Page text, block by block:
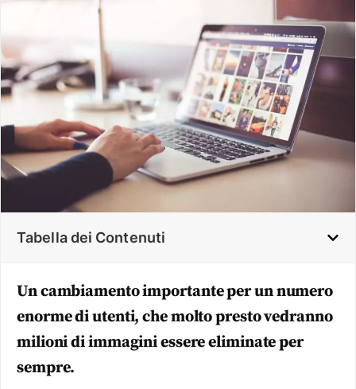
Tabella dei Contenuti
Un cambiamento importante per un numero
enorme di utenti, che molto presto vedranno
milioni di immagini essere eliminate per
sempre.